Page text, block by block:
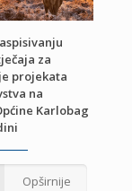
za
projekata
na
Karlobag
Opširnije